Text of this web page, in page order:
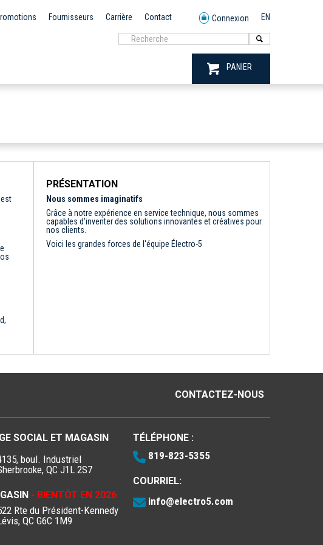
Fournisseurs Carrière Contact Connexion EN
PANIER
PRÉSENTATION
Nous sommes imaginatifs
Grâce à notre expérience en service technique, nous sommes
capables d'inventer des solutions innovantes et créatives pour
nos clients.
Voici les grandes forces de l'équipe Électro-5
CONTACTEZ-NOUS
SOCIAL ET MAGASIN
boul. Industriel
QC J1L 2S7
- BIENTÔT EN 2026
Rte du Président-Kennedy
QC G6C 1M9
TÉLÉPHONE :
819-823-5355
COURRIEL:
info@electro5.com